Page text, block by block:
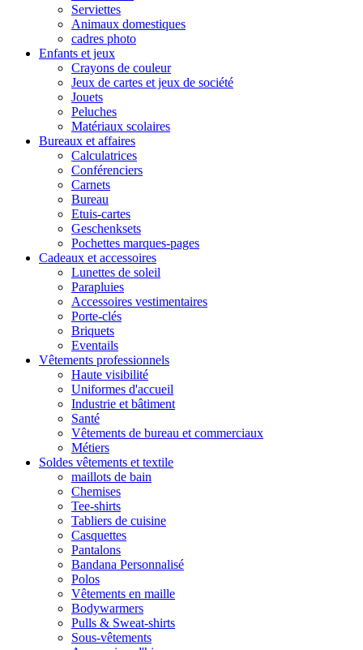
Serviettes
Animaux domestiques
cadres photo
Enfants et jeux
Crayons de couleur
Jeux de cartes et jeux de société
Jouets
Peluches
Matériaux scolaires
Bureaux et affaires
Calculatrices
Conférenciers
Carnets
Bureau
Etuis-cartes
Geschenksets
Pochettes marques-pages
Cadeaux et accessoires
Lunettes de soleil
Parapluies
Accessoires vestimentaires
Porte-clés
Briquets
Eventails
Vêtements professionnels
Haute visibilité
Uniformes d'accueil
Industrie et bâtiment
Santé
Vêtements de bureau et commerciaux
Métiers
Soldes vêtements et textile
maillots de bain
Chemises
Tee-shirts
Tabliers de cuisine
Casquettes
Pantalons
Bandana Personnalisé
Polos
Vêtements en maille
Bodywarmers
Pulls & Sweat-shirts
Sous-vêtements